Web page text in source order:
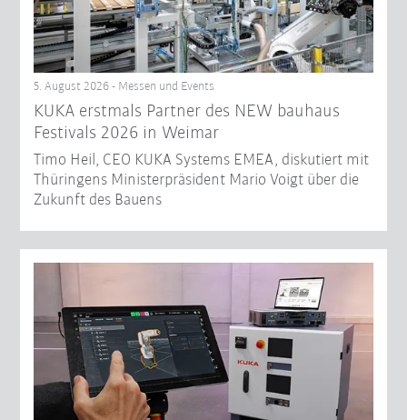
5. August 2026 - Messen und Events
KUKA erstmals Partner des NEW bauhaus
Festivals 2026 in Weimar
Timo Heil, CEO KUKA Systems EMEA, diskutiert mit
Thüringens Ministerpräsident Mario Voigt über die
Zukunft des Bauens